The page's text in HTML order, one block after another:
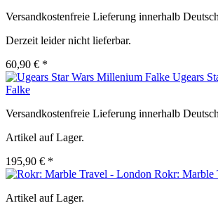
Versandkostenfreie Lieferung innerhalb
Derzeit leider nicht lieferbar.
60,90 € *
Ugears
Falke
Versandkostenfreie Lieferung innerhalb
Artikel auf Lager.
195,90 € *
Rokr: Marble
Artikel auf Lager.